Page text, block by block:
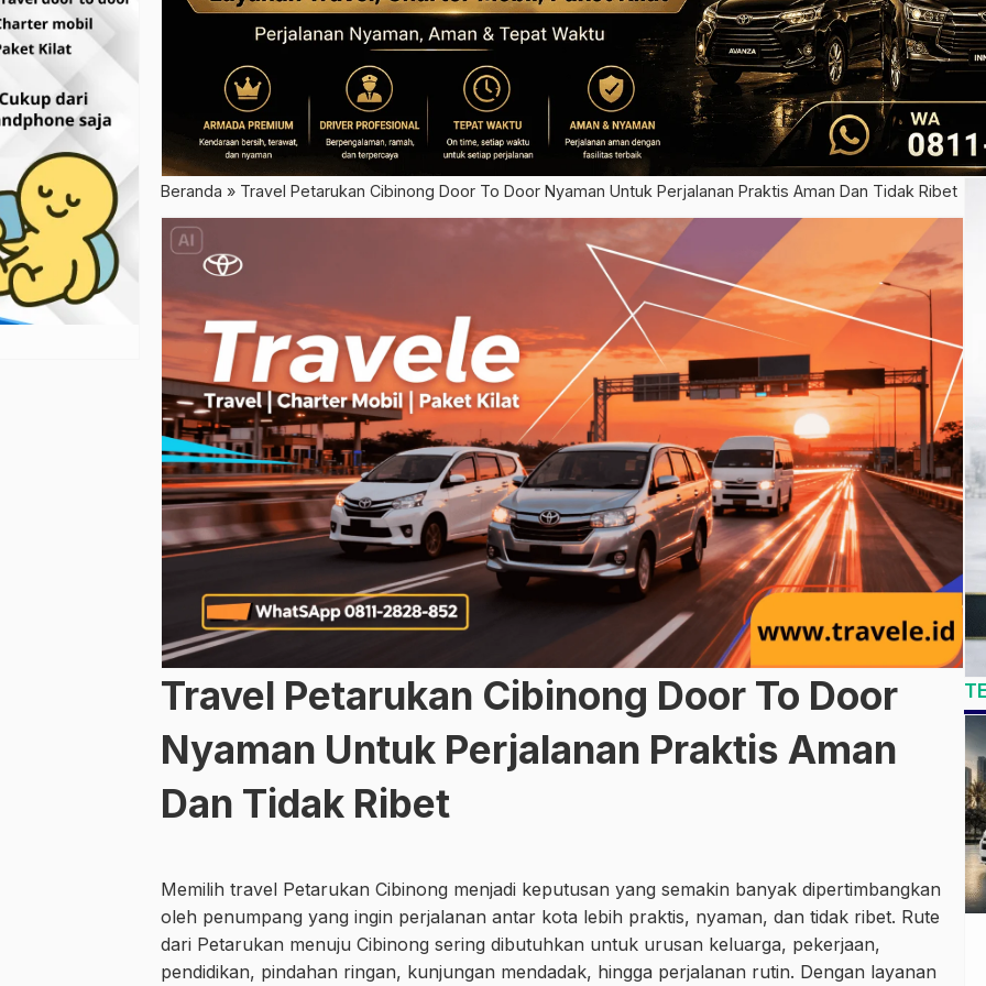
Beranda » Travel Petarukan Cibinong Door To Door Nyaman Untuk Perjalanan Praktis Aman Dan Tidak Ribet
Travel Petarukan Cibinong Door To Door
Nyaman Untuk Perjalanan Praktis Aman
Dan Tidak Ribet
Memilih travel Petarukan Cibinong menjadi keputusan yang semakin banyak dipertimbangkan
oleh penumpang yang ingin perjalanan antar kota lebih praktis, nyaman, dan tidak ribet. Rute
dari Petarukan menuju Cibinong sering dibutuhkan untuk urusan keluarga, pekerjaan,
pendidikan, pindahan ringan, kunjungan mendadak, hingga perjalanan rutin. Dengan layanan